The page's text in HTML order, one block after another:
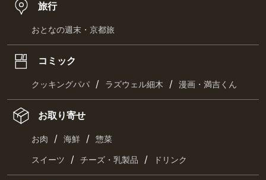
旅行
おとなの週末・京都旅
コミック
クッキングパパ / ラズウェル細木 / 漫画・満吉くん
お取り寄せ
お肉 / 海鮮 / 惣菜
スイーツ / チーズ・乳製品 / ドリンク